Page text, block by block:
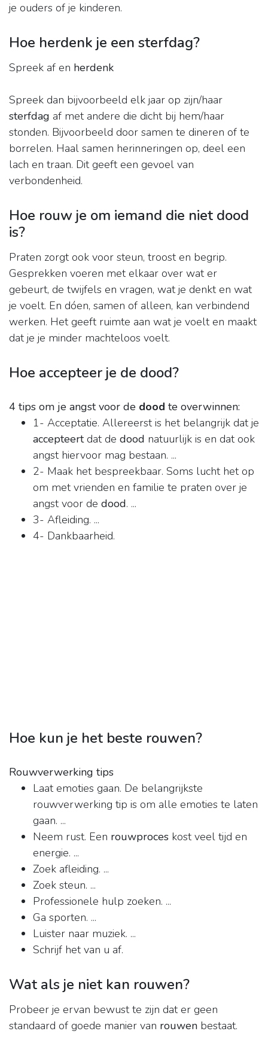
je ouders of je kinderen.
Hoe herdenk je een sterfdag?
Spreek af en herdenk
Spreek dan bijvoorbeeld elk jaar op zijn/haar
sterfdag af met andere die dicht bij hem/haar
stonden. Bijvoorbeeld door samen te dineren of te
borrelen. Haal samen herinneringen op, deel een
lach en traan. Dit geeft een gevoel van
verbondenheid.
Hoe rouw je om iemand die niet dood
is?
Praten zorgt ook voor steun, troost en begrip.
Gesprekken voeren met elkaar over wat er
gebeurt, de twijfels en vragen, wat je denkt en wat
je voelt. En dóen, samen of alleen, kan verbindend
werken. Het geeft ruimte aan wat je voelt en maakt
dat je je minder machteloos voelt.
Hoe accepteer je de dood?
4 tips om je angst voor de dood te overwinnen:
1- Acceptatie. Allereerst is het belangrijk dat je
accepteertdat de dood natuurlijk is en dat ook
angst hiervoor mag bestaan. ...
2- Maak het bespreekbaar. Soms lucht het op
om met vrienden en familie te praten over je
angst voor de dood. ...
3- Afleiding. ...
4- Dankbaarheid.
Hoe kun je het beste rouwen?
Rouwverwerking tips
Laat emoties gaan. De belangrijkste
rouwverwerking tip is om alle emoties te laten
gaan. ...
Neem rust. Een rouwproces kost veel tijd en
energie. ...
Zoek afleiding. ...
Zoek steun. ...
Professionele hulp zoeken. ...
Ga sporten. ...
Luister naar muziek. ...
Schrijf het van u af.
Wat als je niet kan rouwen?
Probeer je ervan bewust te zijn dat er geen
standaard of goede manier van rouwen bestaat.